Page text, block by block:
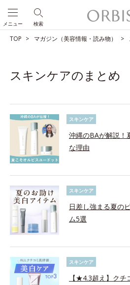
検索
メニュー
TOP マガジン（美容情報・読み物）
スキンケアのまとめ
スキンケア
沖縄のBAが解説！
な理由
スキンケア
日差し強まる夏の
ム5選
スキンケア
【★4.3超え】クチ